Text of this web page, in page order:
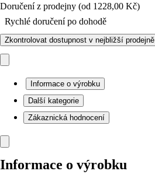
Doručení z prodejny (od 1228,00 Kč)
Rychlé doručení po dohodě
Zkontrolovat dostupnost v nejbližší prodejně
Informace o výrobku
Další kategorie
Zákaznická hodnocení
Informace o výrobku